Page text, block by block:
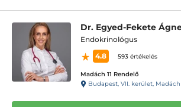
Dr. Egyed-Fekete
Endokrinológus
4.8
593 értékelés
Madách 11 Rendelő
Budapest, VII. kerület, Madách